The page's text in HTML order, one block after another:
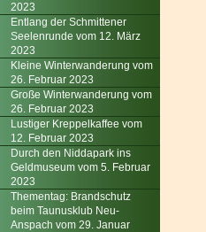
2023
Entlang der Schmittener
Seelenrunde vom 12. März
2023
Kleine Winterwanderung vom
26. Februar 2023
Große Winterwanderung vom
26. Februar 2023
Lustiger Kreppelkaffee vom
12. Februar 2023
Durch den Niddapark ins
Geldmuseum vom 5. Februar
2023
Thementag: Brandschutz
beim Taunusklub Neu-
Anspach vom 29. Januar